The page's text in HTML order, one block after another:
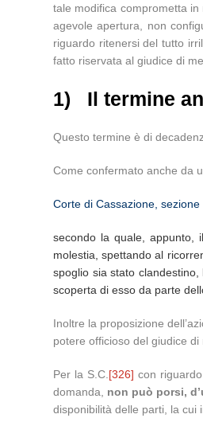
tale modifica comprometta in
agevole apertura, non
riguardo ritenersi del tutto
fatto riservata al giudice di
1) Il termine
Questo termine è di
Come confermato anche da
Corte di Cassazione,
secondo la quale, appunto,
molestia, spettando al
spoglio sia stato clandestino,
scoperta di esso da parte
Inoltre la proposizione
potere officioso del giudice di
Per la S.C. [326] con
domanda, non può porsi,
disponibilità delle parti, la cui